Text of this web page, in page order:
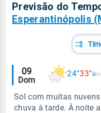
Previsão do
Esperantinópolis
Alertas
meteorológicos
09
Dom
24°33°
Sol com muitas
chuva à tarde. À noite